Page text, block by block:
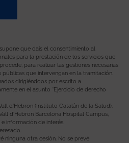
que dais el consentimiento al
para la prestación de los servicios que
para realizar las gestiones necesarias
que intervengan en la tramitación.
dirigiéndoos por escrito a
en el asunto “Ejercicio de derecho
d’Hebron (Instituto Catalán de la Salud).
d’Hebron Barcelona Hospital Campus,
información de interés.
ninguna otra cesión. No se prevé